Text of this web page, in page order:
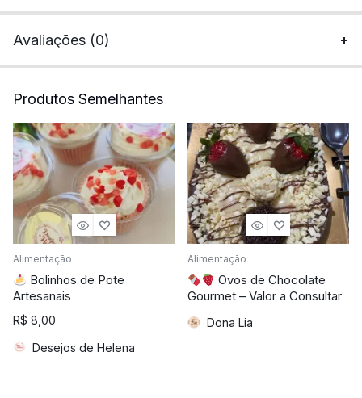
Avaliações (0)
Produtos Semelhantes
Alimentação
Bolinhos de Pote
Artesanais
R$ 8,00
Desejos de Helena
Alimentação
Ovos de Chocolate
Gourmet – Valor a Consultar
Dona Lia